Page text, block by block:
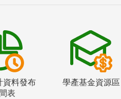
資料發布
表
學產基金資源區